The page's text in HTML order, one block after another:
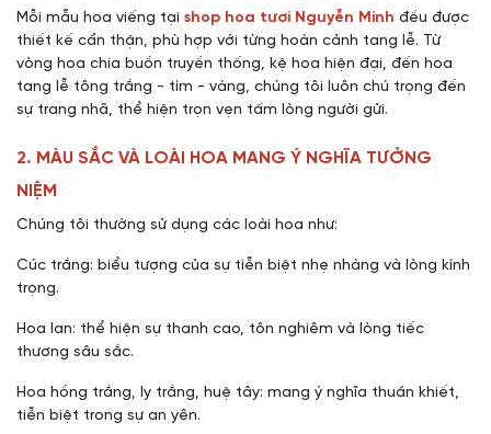
Mỗi mẫu hoa viếng tại shop hoa tươi Nguyễn Minh đều được
thiết kế cẩn thận, phù hợp với từng hoàn cảnh tang lễ. Từ
vòng hoa chia buồn truyền thống, kệ hoa hiện đại, đến hoa
tang lễ tông trắng - tím - vàng, chúng tôi luôn chú trọng đến
sự trang nhã, thể hiện trọn vẹn tấm lòng người gửi.
2. MÀU SẮC VÀ LOÀI HOA MANG Ý NGHĨA TƯỞNG
NIỆM
Chúng tôi thường sử dụng các loài hoa như:
Cúc trắng: biểu tượng của sự tiễn biệt nhẹ nhàng và lòng kính
trọng.
Hoa lan: thể hiện sự thanh cao, tôn nghiêm và lòng tiếc
thương sâu sắc.
Hoa hồng trắng, ly trắng, huệ tây: mang ý nghĩa thuần khiết,
tiễn biệt trong sự an yên.